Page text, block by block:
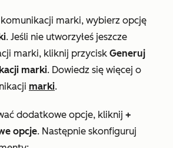
marki, wybierz opcję
. Jeśli nie utworzyłeś jeszcze
marki, kliknij przycisk Generuj
marki. Dowiedz się więcej o
marki.
dodatkowe opcje, kliknij +
opcje. Następnie skonfiguruj